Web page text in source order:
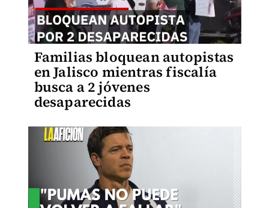
Familias bloquean autopistas
en Jalisco mientras fiscalía
busca a 2 jóvenes
desaparecidas